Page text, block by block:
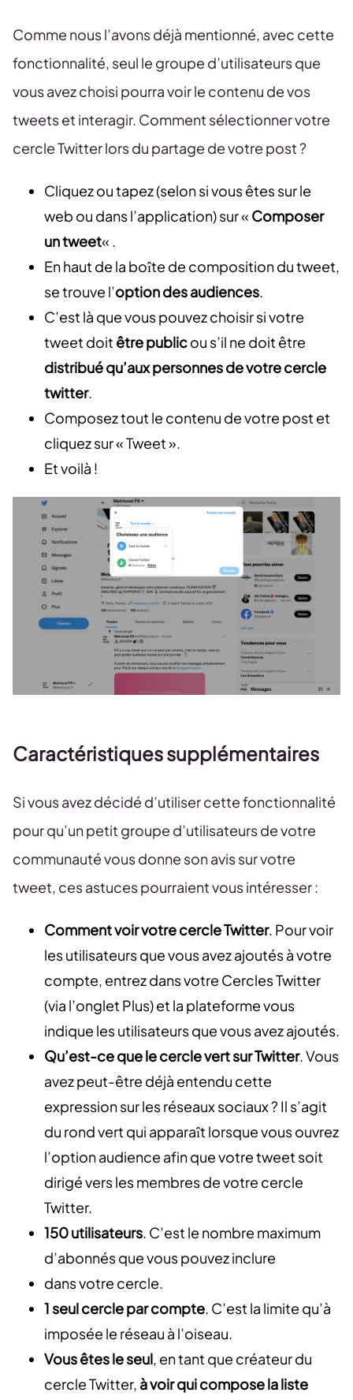
Comme nous l’avons déjà mentionné, avec cette
fonctionnalité, seul le groupe d’utilisateurs que
vous avez choisi pourra voir le contenu de vos
tweets et interagir. Comment sélectionner votre
cercle Twitter lors du partage de votre post ?
Cliquez ou tapez (selon si vous êtes sur le
web ou dans l’application) sur « Composer
un tweet« .
En haut de la boîte de composition du tweet,
se trouve l’option des audiences.
C’est là que vous pouvez choisir si votre
tweet doit être publicou s’il ne doit être
distribué qu’aux personnes de votre cercle
twitter.
Composez tout le contenu de votre post et
cliquez sur « Tweet ».
Et voilà !
Caractéristiques supplémentaires
Si vous avez décidé d’utiliser cette fonctionnalité
pour qu’un petit groupe d’utilisateurs de votre
communauté vous donne son avis sur votre
tweet, ces astuces pourraient vous intéresser :
Comment voir votre cercle Twitter. Pour voir
les utilisateurs que vous avez ajoutés à votre
compte, entrez dans votre Cercles Twitter
(via l’onglet Plus) et la plateforme vous
indique les utilisateurs que vous avez ajoutés.
Qu’est-ce que le cercle vert sur Twitter. Vous
avez peut-être déjà entendu cette
expression sur les réseaux sociaux ? Il s’agit
du rond vert qui apparaît lorsque vous ouvrez
l’option audience afin que votre tweet soit
dirigé vers les membres de votre cercle
Twitter.
150 utilisateurs. C’est le nombre maximum
d’abonnés que vous pouvez inclure
dans votre cercle.
1 seul cercle par compte. C’est la limite qu’à
imposée le réseau à l’oiseau.
Vous êtes le seul, en tant que créateur du
cercle Twitter, à voir qui compose la liste